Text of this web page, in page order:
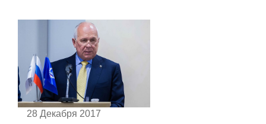
28 Декабря 2017